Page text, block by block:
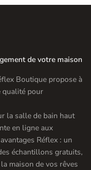
de votre maison
Boutique propose à
qualité pour
la salle de bain haut
en ligne aux
Réflex : un
échantillons gratuits,
maison de vos rêves